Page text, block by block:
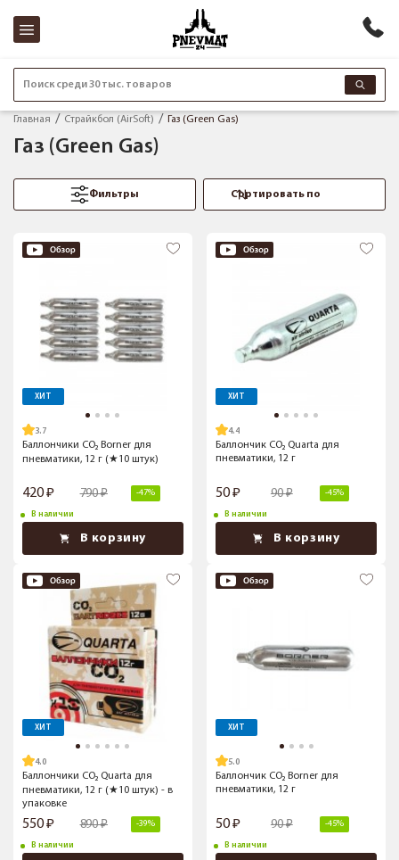
Поиск среди 30 тыс. товаров
Главная Страйкбол (AirSoft) Газ (Green Gas)
Газ (Green Gas)
Фильтры
ХИТ
3.7
Баллончики CO₂ Borner для
пневматики, 12 г (★10 штук)
420 790 -47%
В наличии
В корзину
ХИТ
4.4
Баллончик CO₂ Quarta для
пневматики, 12 г
50 90 -45%
В наличии
В корзину
ХИТ
4.0
Баллончики CO₂ Quarta для
пневматики, 12 г (★10 штук) - в
упаковке
550 890 -39%
В наличии
ХИТ
5.0
Баллончик CO₂ Borner для
пневматики, 12 г
50 90 -45%
В наличии